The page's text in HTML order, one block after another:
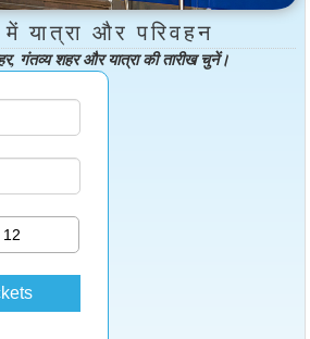
यात्रा और परिवहन
गंतव्य शहर और यात्रा की तारीख चुनें।